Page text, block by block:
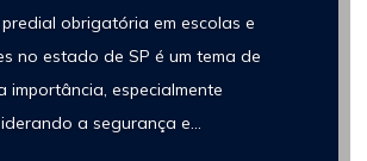
obrigatória em escolas e
no estado de SP é um tema de
importância, especialmente
a segurança e...